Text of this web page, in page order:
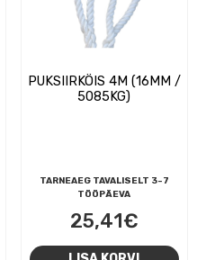
PUKSIIRKÖIS 4M (16MM /
5085KG)
TARNEAEG TAVALISELT 3-7
TÖÖPÄEVA
25,41€